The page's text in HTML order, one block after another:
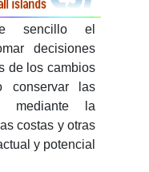
sencillo el
decisiones
de los cambios
conservar las
mediante la
costas y otras
y potencial